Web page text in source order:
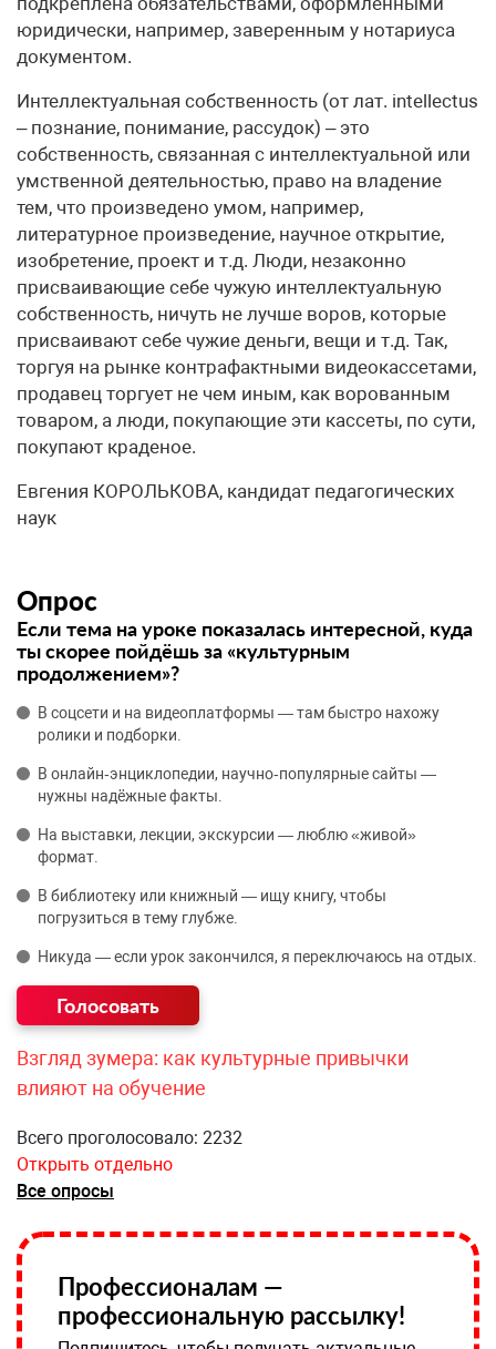
юридически, например, заверенным у нотариуса
документом.
Интеллектуальная собственность (от лат. intellectus
– познание, понимание, рассудок) – это
собственность, связанная с интеллектуальной или
умственной деятельностью, право на владение
тем, что произведено умом, например,
литературное произведение, научное открытие,
изобретение, проект и т.д. Люди, незаконно
присваивающие себе чужую интеллектуальную
собственность, ничуть не лучше воров, которые
присваивают себе чужие деньги, вещи и т.д. Так,
торгуя на рынке контрафактными видеокассетами,
продавец торгует не чем иным, как ворованным
товаром, а люди, покупающие эти кассеты, по сути,
покупают краденое.
Евгения КОРОЛЬКОВА, кандидат педагогических
наук
Опрос
Если тема на уроке показалась интересной, куда
ты скорее пойдёшь за «культурным
продолжением»?
В соцсети и на видеоплатформы — там быстро нахожу
ролики и подборки.
В онлайн‑энциклопедии, научно‑популярные сайты —
нужны надёжные факты.
На выставки, лекции, экскурсии — люблю «живой»
формат.
В библиотеку или книжный — ищу книгу, чтобы
погрузиться в тему глубже.
Никуда — если урок закончился, я переключаюсь на отдых.
Взгляд зумера: как культурные привычки
влияют на обучение
Всего проголосовало: 2232
Открыть отдельно
Все опросы
Профессионалам —
профессиональную рассылку!